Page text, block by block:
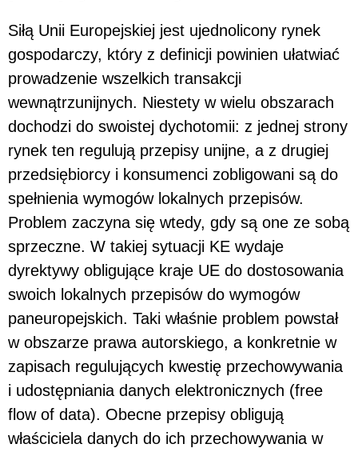
Siłą Unii Europejskiej jest ujednolicony rynek
gospodarczy, który z definicji powinien ułatwiać
prowadzenie wszelkich transakcji
wewnątrzunijnych. Niestety w wielu obszarach
dochodzi do swoistej dychotomii: z jednej strony
rynek ten regulują przepisy unijne, a z drugiej
przedsiębiorcy i konsumenci zobligowani są do
spełnienia wymogów lokalnych przepisów.
Problem zaczyna się wtedy, gdy są one ze sobą
sprzeczne. W takiej sytuacji KE wydaje
dyrektywy obligujące kraje UE do dostosowania
swoich lokalnych przepisów do wymogów
paneuropejskich. Taki właśnie problem powstał
w obszarze prawa autorskiego, a konkretnie w
zapisach regulujących kwestię przechowywania
i udostępniania danych elektronicznych (free
flow of data). Obecne przepisy obligują
właściciela danych do ich przechowywania w